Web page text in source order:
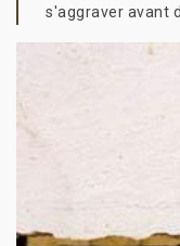
s'aggraver avant